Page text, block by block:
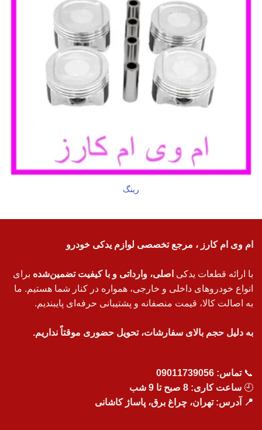
رینگ
ام وی ام کارز ، مرجع تخصصی لوازم یدکی خودرو
با ارائه قطعات یدکی اصلی، وارداتی و با کیفیت تضمین‌شده برای
انواع خودروهای داخلی و خارجی، همواره در کنار شما هستیم. ما
به اصالت کالا، قیمت منصفانه و پشتیبانی حرفه‌ای پایبندیم.
به دلیل حجم بالای سفارشات، تحویل حضوری موقتاً نداریم.
📞تماس: 09011739056
🕘 ساعت کاری: 8 صبح تا 9 شب
📍 آدرس: تهران، چراغ برق، پاساژ کاشانی